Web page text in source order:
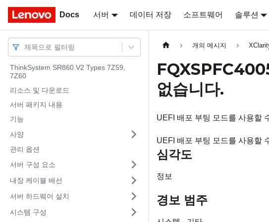
Docs 서버 데이터 저장 소프트웨어 솔루션
Docs
제목으로 필터링
ThinkSystem SR860 V2 Types 7Z59,
7Z60
리소스 및 다운로드
서버 패키지 내용
기능
사양
관리 옵션
서버 구성 요소
내장 케이블 배선
서버 하드웨어 설치
시스템 구성
개의 메시지
없습니다.
UEFI 배포 부팅 모드를 사용할
UEFI 배포 부팅 모드를 사용할
심각도
정보
경보 범주